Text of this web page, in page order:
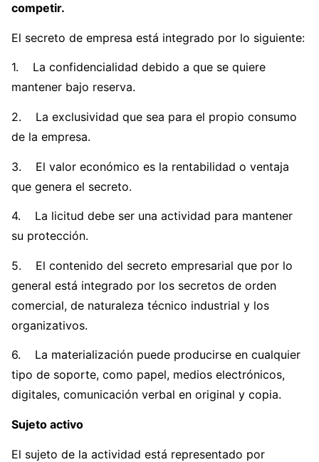
competir.
El secreto de empresa está integrado por lo siguiente:
1. La confidencialidad debido a que se quiere
mantener bajo reserva.
2. La exclusividad que sea para el propio consumo
de la empresa.
3. El valor económico es la rentabilidad o ventaja
que genera el secreto.
4. La licitud debe ser una actividad para mantener
su protección.
5. El contenido del secreto empresarial que por lo
general está integrado por los secretos de orden
comercial, de naturaleza técnico industrial y los
organizativos.
6. La materialización puede producirse en cualquier
tipo de soporte, como papel, medios electrónicos,
digitales, comunicación verbal en original y copia.
Sujeto activo
El sujeto de la actividad está representado por